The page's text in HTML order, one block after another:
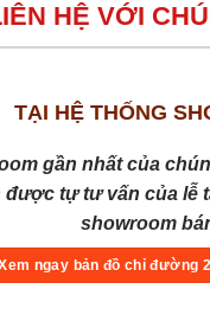
HỆ VỚI
TẠI HỆ THỐNG
gần nhất của
tự tư vấn của lễ
showroom
ngay bản đồ chỉ đường